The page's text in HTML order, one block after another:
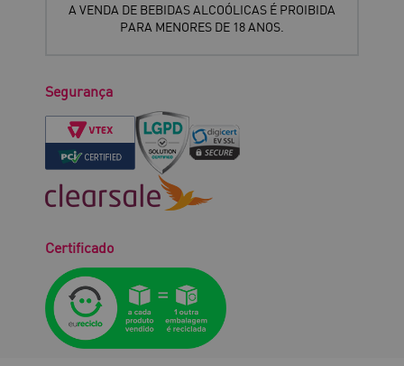
A VENDA DE BEBIDAS ALCOÓLICAS É PROIBIDA
PARA MENORES DE 18 ANOS.
Segurança
Certificado